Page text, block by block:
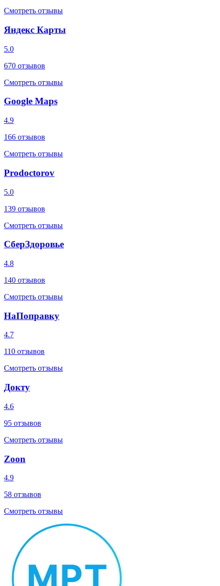
Смотреть отзывы
Яндекс Карты
5.0
670 отзывов
Смотреть отзывы
Google Maps
4.9
166 отзывов
Смотреть отзывы
Prodoctorov
5.0
139 отзывов
Смотреть отзывы
СберЗдоровье
4.8
140 отзывов
Смотреть отзывы
НаПоправку
4.7
110 отзывов
Смотреть отзывы
Докту
4.6
95 отзывов
Смотреть отзывы
Zoon
4.9
58 отзывов
Смотреть отзывы